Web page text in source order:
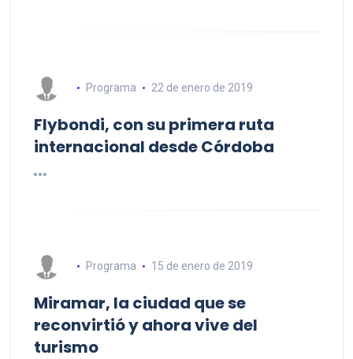
Programa 22 de enero de 2019
Flybondi, con su primera ruta
internacional desde Córdoba
Programa 15 de enero de 2019
Miramar, la ciudad que se
reconvirtió y ahora vive del
turismo